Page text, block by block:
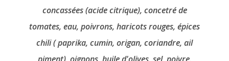
concassées (acide citrique), concetré de
tomates, eau, poivrons, haricots rouges, épices
chili ( paprika, cumin, origan, coriandre, ail